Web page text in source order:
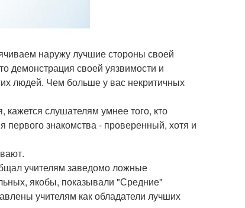
наружу лучшие стороны своей
демонстрация своей уязвимости и
людей. Чем больше у вас некритичных
слушателям умнее того, кто
первого знакомства - проверенный, хотя и
учителям заведомо ложные
якобы, показывали "Средние"
учителям как обладатели лучших